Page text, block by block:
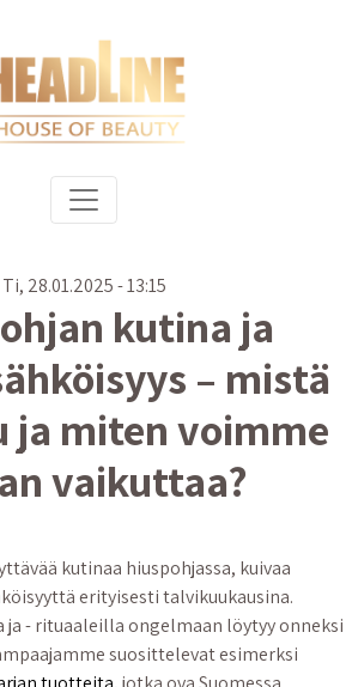
Päävalikko
Ti, 28.01.2025 - 13:15
kutina ja
– mistä
ja miten voimme
vaikuttaa?
kutinaa hiuspohjassa, kuivaa
erityisesti talvikuukausina.
- rituaaleilla ongelmaan löytyy onneksi
suosittelevat esimerksi